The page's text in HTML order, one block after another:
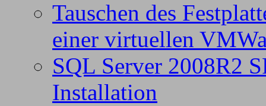
Tauschen des
einer virtuellen
SQL Server 2008R2
Installation